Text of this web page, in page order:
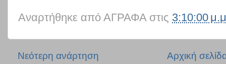
Αναρτήθηκε από ΑΓΡΑΦΑ στις 3:10:00
Νεότερη ανάρτηση Αρχική